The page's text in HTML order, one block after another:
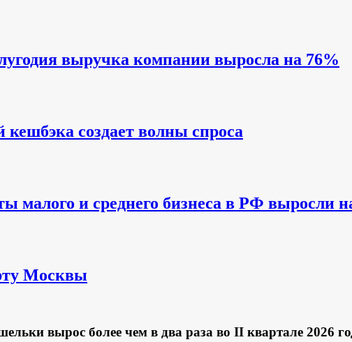
выручка компании выросла на 76%
создает волны спроса
малого и среднего бизнеса в РФ выросли
Москвы
вырос более чем в два раза во II квартале 2026